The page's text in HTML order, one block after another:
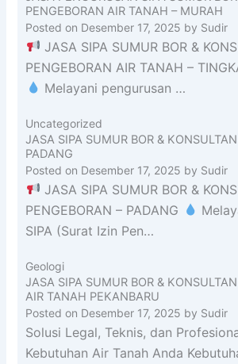
PENGEBORAN AIR TANAH – MURAH
Posted on Desember 17, 2025 by Sudir
JASA SIPA SUMUR BOR &
PENGEBORAN AIR TANAH –
Melayani pengurusan …
Uncategorized
JASA SIPA SUMUR BOR &
PADANG
Posted on Desember 17, 2025 by Sudir
JASA SIPA SUMUR BOR &
PENGEBORAN – PADANG
SIPA (Surat Izin Pen…
Geologi
JASA SIPA SUMUR BOR &
AIR TANAH PEKANBARU
Posted on Desember 17, 2025 by Sudir
Solusi Legal, Teknis, dan
Kebutuhan Air Tanah Anda